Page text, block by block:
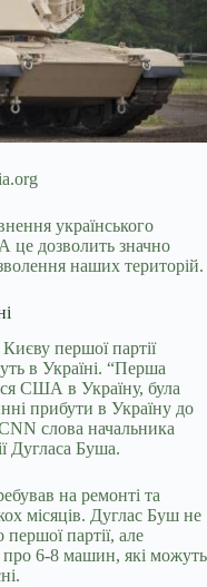
українського
це дозволить значно
наших територій.
першої партії
в Україні. “Перша
США в Україну, була
прибути в Україну до
слова начальника
Дугласа Буша.
на ремонті та
місяців. Дуглас Буш не
партії, але
6-8 машин, які можуть